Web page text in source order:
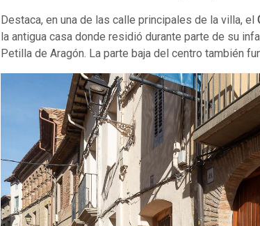
Destaca, en una de las calle principales de la villa, el
la antigua casa donde residió durante parte de su
Petilla de Aragón. La parte baja del centro también